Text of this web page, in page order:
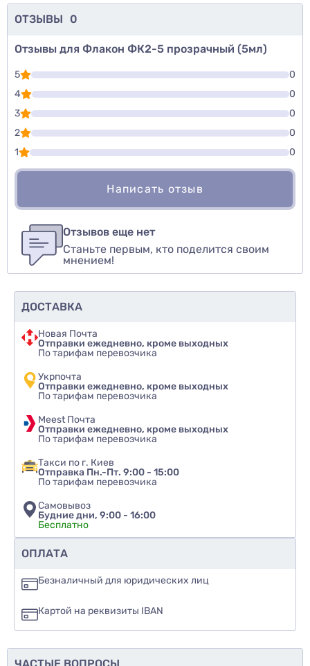
ОТЗЫВЫ 0
Отзывы для Флакон ФК2-5 прозрачный (5мл)
5
0
4
0
3
0
2
0
1
0
Написать отзыв
авторизуйтесь иливойдите
Оценить товар
Рекомендуете ли вы этот товар
да
еще не знаю
Отзывов еще нет
Станьте первым, кто поделится своим
мнением!
ДОСТАВКА
Новая Почта
Отправки ежедневно, кроме выходных
По тарифам перевозчика
Укрпочта
Отправки ежедневно, кроме выходных
По тарифам перевозчика
Meest Почта
Отправки ежедневно, кроме выходных
По тарифам перевозчика
Такси по г. Киев
Отправка Пн.-Пт. 9:00 - 15:00
По тарифам перевозчика
Самовывоз
Будние дни, 9:00 - 16:00
Бесплатно
ОПЛАТА
Безналичный для юридических лиц
Картой на реквизиты IBAN